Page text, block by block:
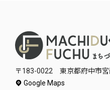
〒183-0022 東京都府中市
Google Maps